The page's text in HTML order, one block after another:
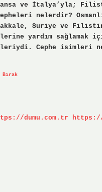
ve İtalya’yla;
nelerdir?
Suriye ve Filistin
yardım sağlamak
Cephe isimleri
Bırak
dumu.com.tr